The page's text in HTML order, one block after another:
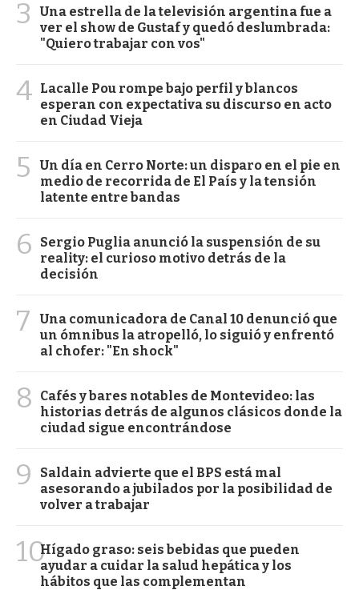
3
Una estrella de la televisión argentina fue a
ver el show de Gustaf y quedó deslumbrada:
"Quiero trabajar con vos"
4 Lacalle Pou rompe bajo perfil y blancos
esperan con expectativa su discurso en acto
en Ciudad Vieja
5
Un día en Cerro Norte: un disparo en el pie en
medio de recorrida de El País y la tensión
latente entre bandas
6
Sergio Puglia anunció la suspensión de su
reality: el curioso motivo detrás de la
decisión
7
Una comunicadora de Canal 10 denunció que
un ómnibus la atropelló, lo siguió y enfrentó
al chofer: "En shock"
8
Cafés y bares notables de Montevideo: las
historias detrás de algunos clásicos donde la
ciudad sigue encontrándose
9
Saldain advierte que el BPS está mal
asesorando a jubilados por la posibilidad de
volver a trabajar
10Hígado graso: seis bebidas que pueden
ayudar a cuidar la salud hepática y los
hábitos que las complementan